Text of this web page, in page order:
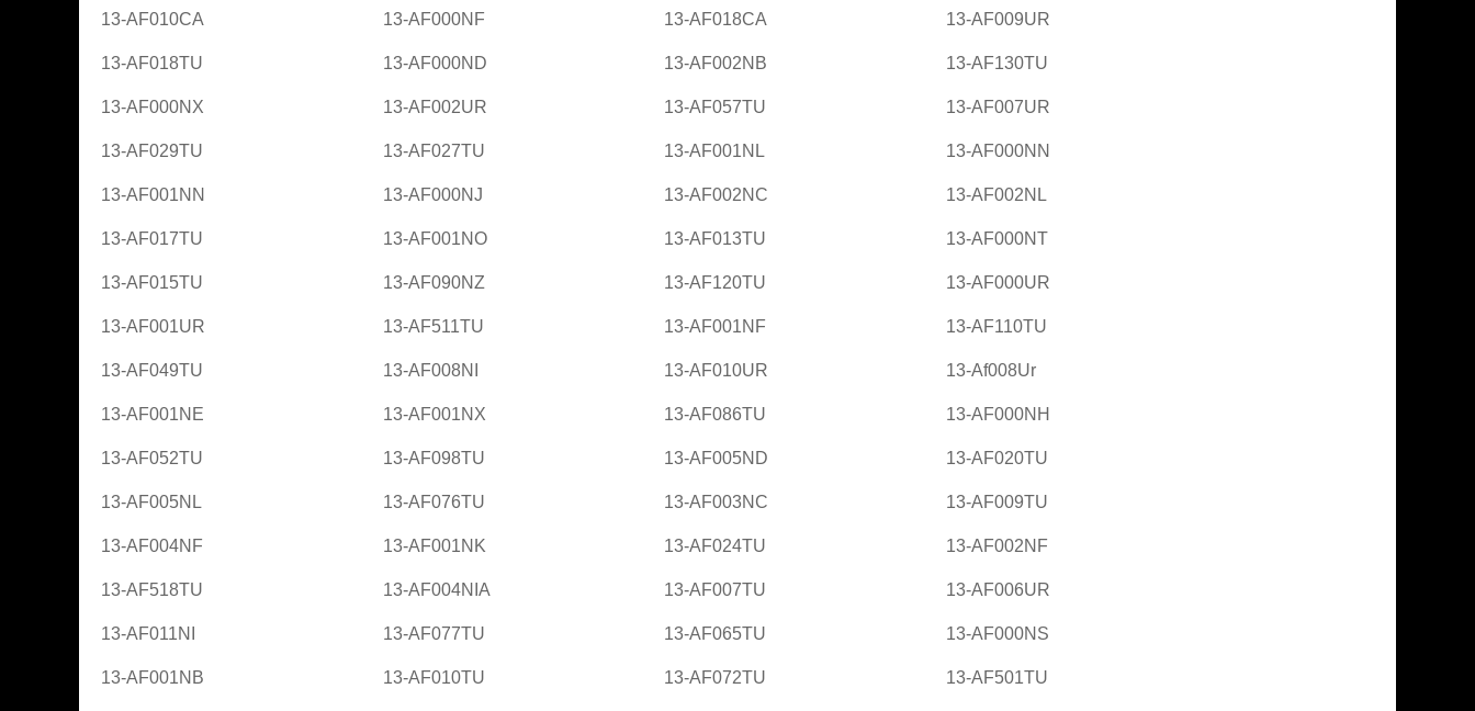
13-AF010CA 13-AF000NF 13-AF018CA 13-AF009UR
13-AF018TU 13-AF000ND 13-AF002NB 13-AF130TU
13-AF000NX 13-AF002UR 13-AF057TU 13-AF007UR
13-AF029TU 13-AF027TU 13-AF001NL 13-AF000NN
13-AF001NN 13-AF000NJ 13-AF002NC 13-AF002NL
13-AF017TU 13-AF001NO 13-AF013TU 13-AF000NT
13-AF015TU 13-AF090NZ 13-AF120TU 13-AF000UR
13-AF001UR 13-AF511TU 13-AF001NF 13-AF110TU
13-AF049TU 13-AF008NI 13-AF010UR 13-Af008Ur
13-AF001NE 13-AF001NX 13-AF086TU 13-AF000NH
13-AF052TU 13-AF098TU 13-AF005ND 13-AF020TU
13-AF005NL 13-AF076TU 13-AF003NC 13-AF009TU
13-AF004NF 13-AF001NK 13-AF024TU 13-AF002NF
13-AF518TU 13-AF004NIA 13-AF007TU 13-AF006UR
13-AF011NI 13-AF077TU 13-AF065TU 13-AF000NS
13-AF001NB 13-AF010TU 13-AF072TU 13-AF501TU